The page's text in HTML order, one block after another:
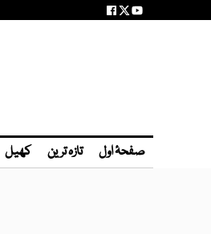
صفحۂ اول تازہ ترین کھیل